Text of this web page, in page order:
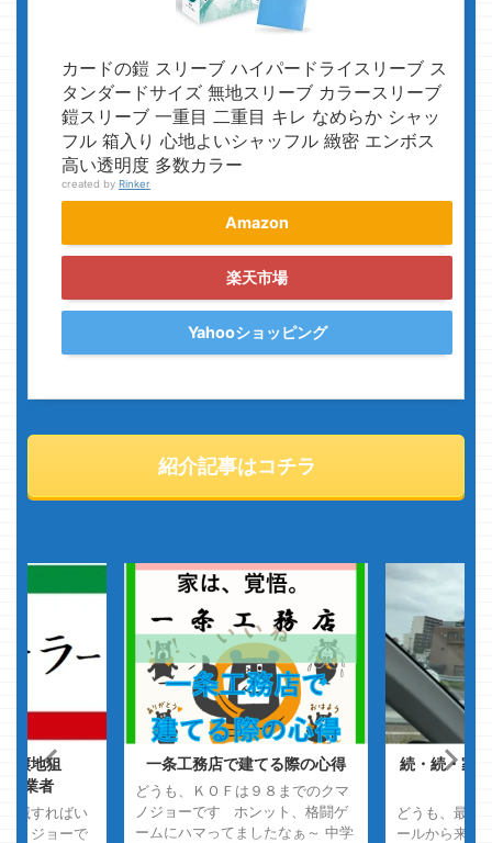
カードの鎧 スリーブ ハイパードライスリーブ ス
タンダードサイズ 無地スリーブ カラースリーブ
鎧スリーブ 一重目 二重目 キレ なめらか シャッ
フル 箱入り 心地よいシャッフル 緻密 エンボス
高い透明度 多数カラー
created by Rinker
Amazon
楽天市場
Yahooショッピング
紹介記事はコチラ
譲地狙
の業者
滅すればい
ノジョーで
一条工務店で建てる際の心得
どうも、ＫＯＦは９８までのクマ
ノジョーです ホンット、格闘ゲ
ームにハマってましたなぁ～ 中学
続・続・家
どうも、最近
ールから来た